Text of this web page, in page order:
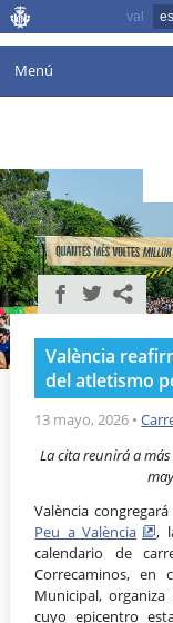
val es
Menú
Agenda
Instalaciones
Comunicación
Valencia en deporte
Portal de Transparencia
Reservas
València
del atletismo
13 mayo, 2026 •
La cita reunirá a
València
Peu a València
,
calendario de
Correcaminos, en
Municipal,
cuyo epicentro